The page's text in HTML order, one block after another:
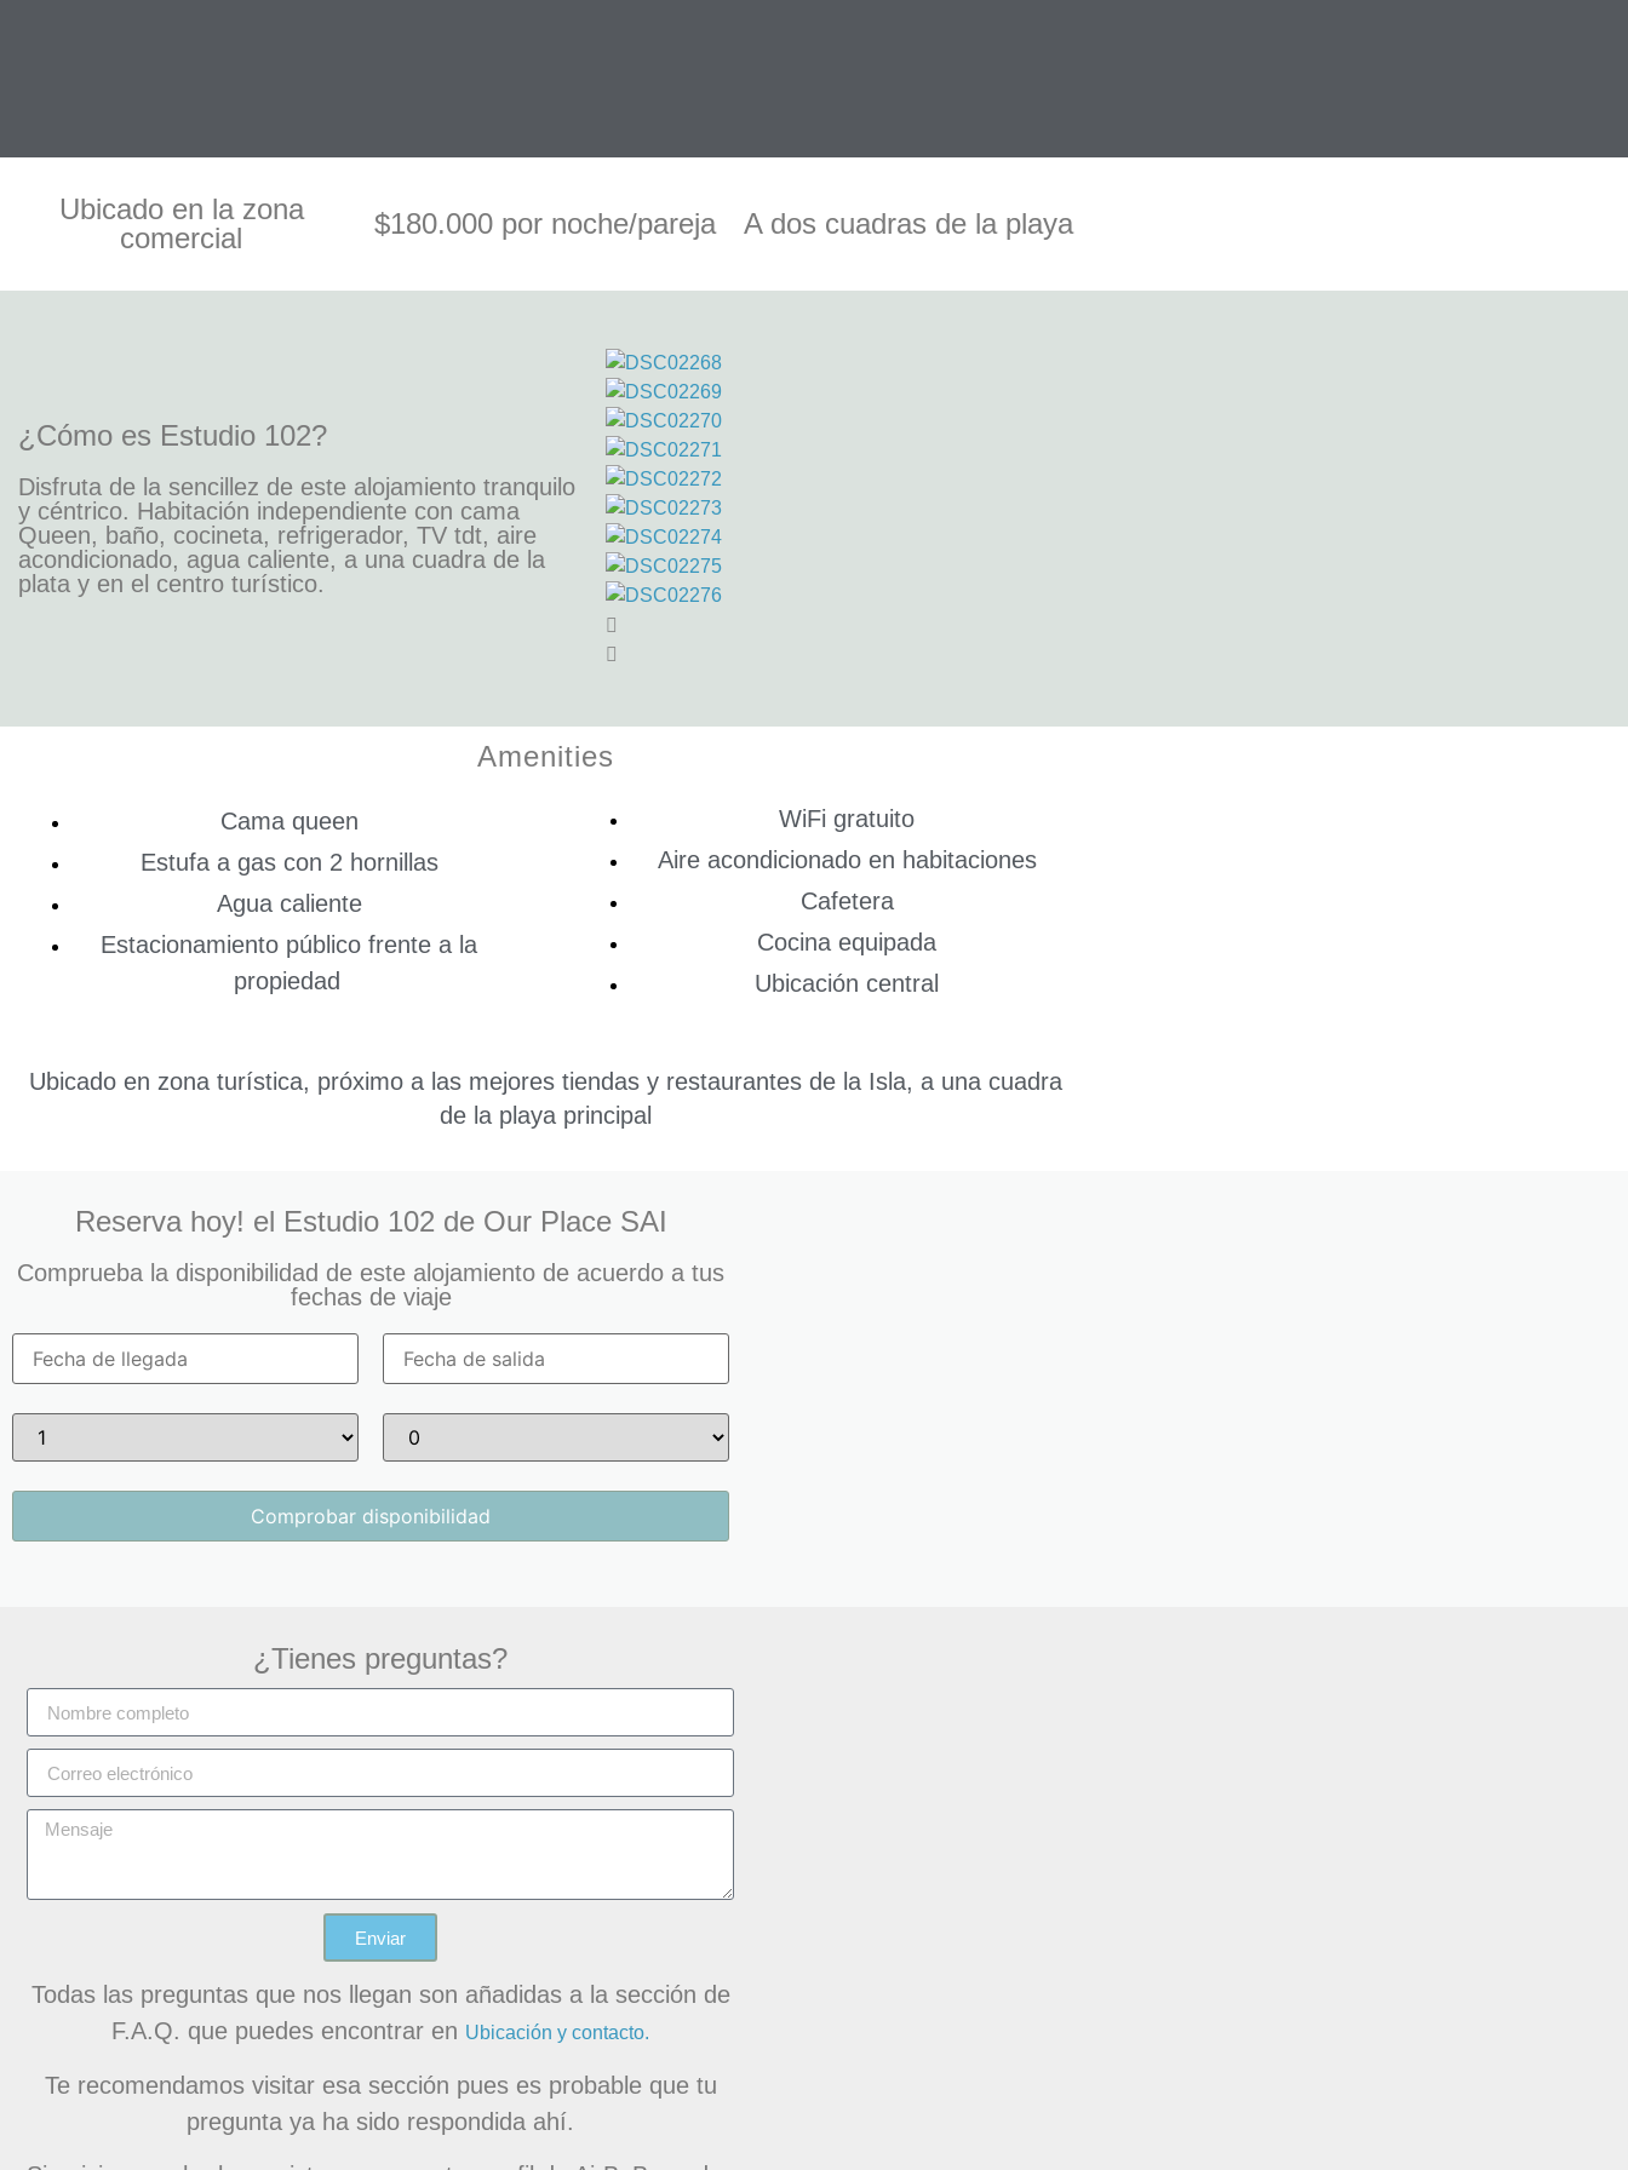
Ubicado en la zona
comercial
$180.000 por noche/pareja A dos cuadras de la playa
¿Cómo es Estudio 102?
Disfruta de la sencillez de este alojamiento tranquilo
y céntrico. Habitación independiente con cama
Queen, baño, cocineta, refrigerador, TV tdt, aire
acondicionado, agua caliente, a una cuadra de la
plata y en el centro turístico.
Amenities
Cama queen
Estufa a gas con 2 hornillas
Agua caliente
Estacionamiento público frente a la
propiedad
WiFi gratuito
Aire acondicionado en habitaciones
Cafetera
Cocina equipada
Ubicación central
Ubicado en zona turística, próximo a las mejores tiendas y restaurantes de la Isla, a una cuadra
de la playa principal
Reserva hoy! el Estudio 102 de Our Place SAI
Comprueba la disponibilidad de este alojamiento de acuerdo a tus
fechas de viaje
¿Tienes preguntas?
Enviar
Todas las preguntas que nos llegan son añadidas a la sección de
F.A.Q. que puedes encontrar en Ubicación y contacto.
Te recomendamos visitar esa sección pues es probable que tu
pregunta ya ha sido respondida ahí.